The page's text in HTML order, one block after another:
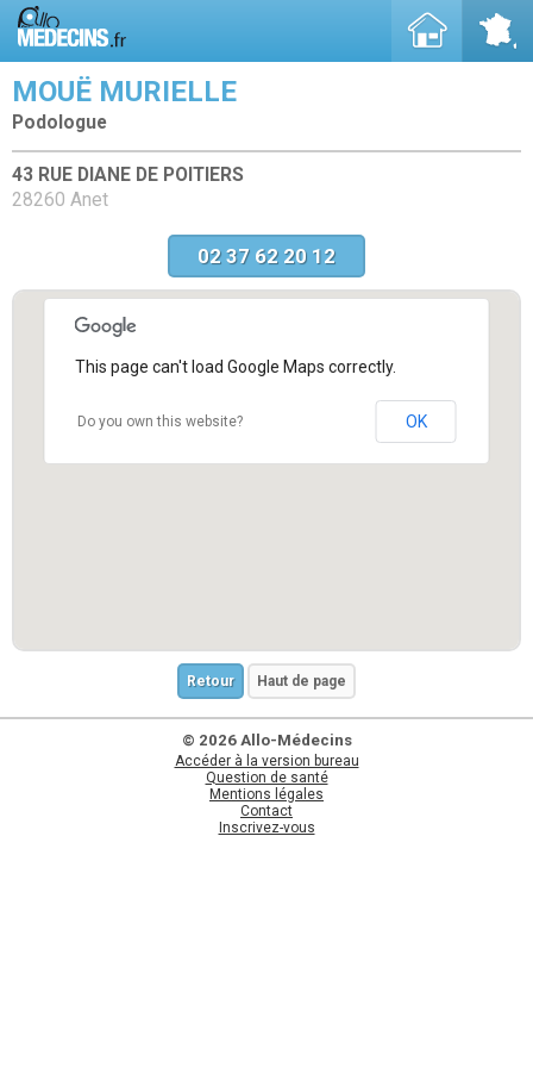
MOUË MURIELLE
Podologue
43 RUE DIANE DE POITIERS
28260 Anet
02 37 62 20 12
This page can't load Google Maps correctly.
Do you own this website? OK
Retour Haut de page
© 2026 Allo-Médecins
Accéder à la version bureau
Question de santé
Mentions légales
Contact
Inscrivez-vous